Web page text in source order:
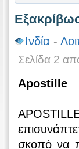
Ινδία -
Σελίδα 2
Apostille
σκοπό να